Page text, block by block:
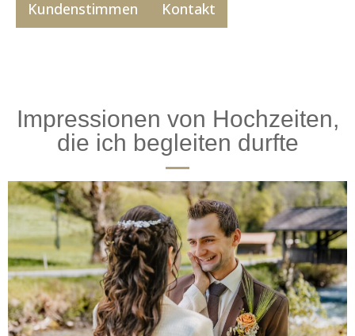
Kundenstimmen Kontakt
Impressionen von Hochzeiten,
die ich begleiten durfte